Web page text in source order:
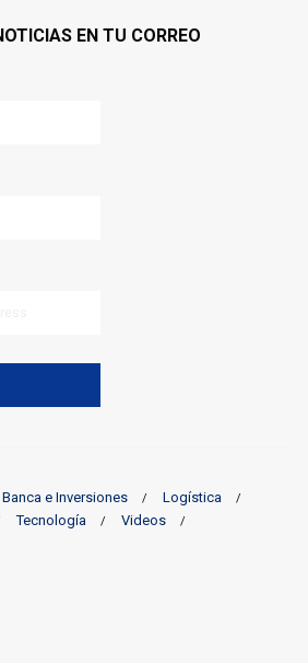
EN TU CORREO
Banca e Inversiones
Logística
Tecnología
Videos